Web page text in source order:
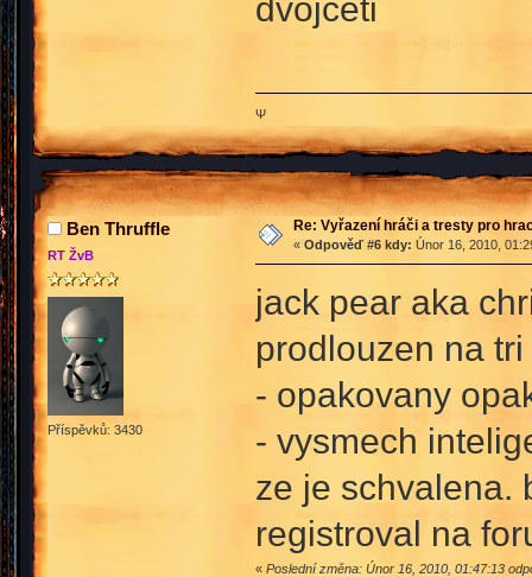
dvojceti
Ψ
Ben Thruffle
RT ŽvB
Příspěvků: 3430
Re: Vyřazení hráči a tresty pro
« Odpověď #6 kdy: Únor 16, 2010,
jack pear aka
prodlouzen na
- opakovany
- vysmech
ze je schvalena.
registroval na
« Poslední změna: Únor 16, 2010, 01:47:13